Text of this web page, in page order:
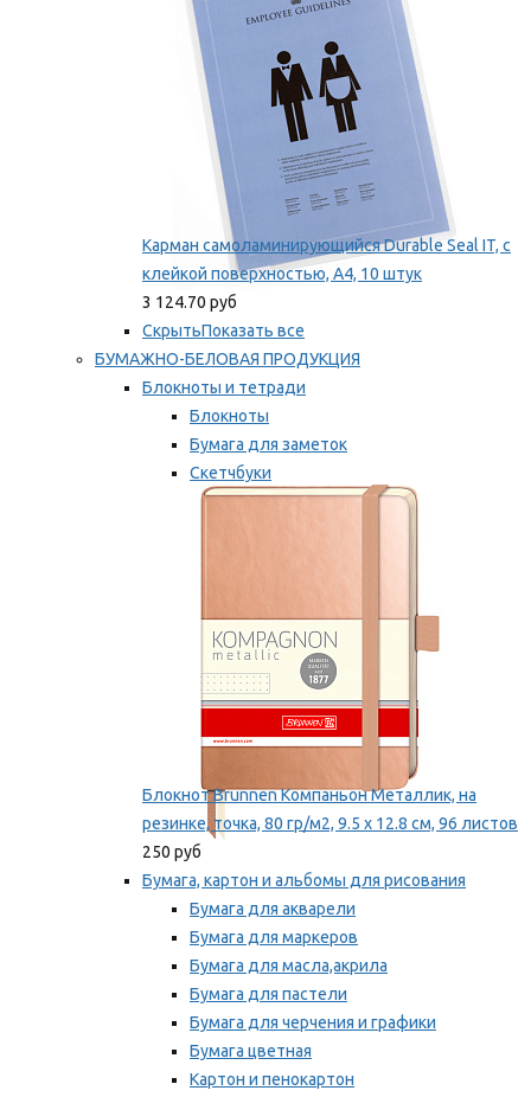
Карман самоламинирующийся Durable Seal IT, с
клейкой поверхностью, A4, 10 штук
3 124.70 руб
СкрытьПоказать все
БУМАЖНО-БЕЛОВАЯ ПРОДУКЦИЯ
Блокноты и тетради
Блокноты
Бумага для заметок
Скетчбуки
Тетради
Блокнот Brunnen Компаньон Металлик, на
резинке, точка, 80 гр/м2, 9.5 х 12.8 см, 96 листов
250 руб
Бумага, картон и альбомы для рисования
Бумага для акварели
Бумага для маркеров
Бумага для масла,акрила
Бумага для пастели
Бумага для черчения и графики
Бумага цветная
Картон и пенокартон